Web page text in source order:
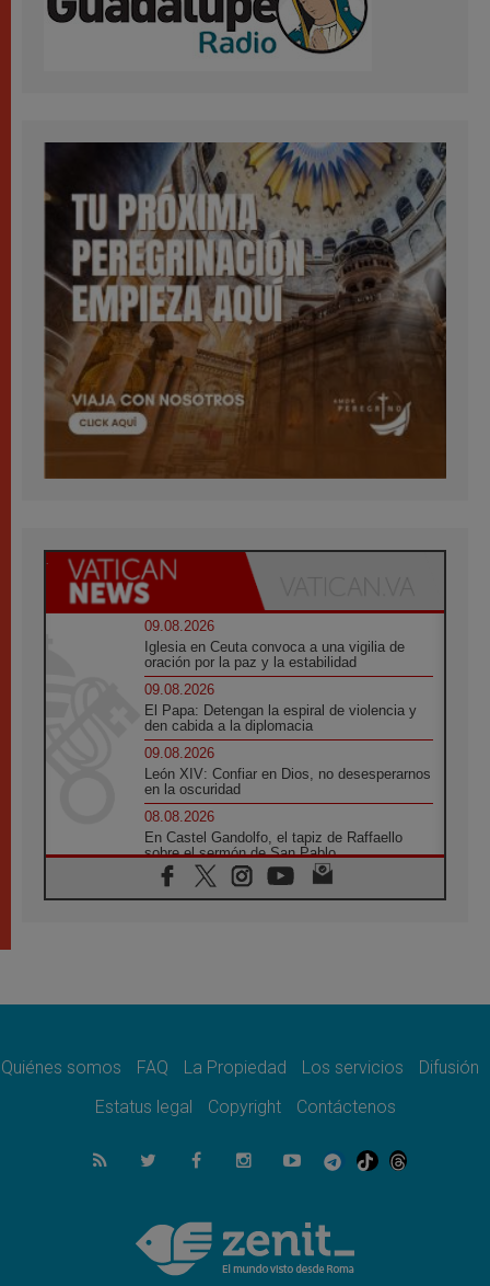
09.08.2026
Iglesia en Ceuta convoca a una vigilia de
oración por la paz y la estabilidad
09.08.2026
El Papa: Detengan la espiral de violencia y
den cabida a la diplomacia
09.08.2026
León XIV: Confiar en Dios, no desesperarnos
en la oscuridad
08.08.2026
En Castel Gandolfo, el tapiz de Raffaello
sobre el sermón de San Pablo
08.08.2026
En Colombia, «la paz no se compra con una
08.08.2026
08.08.2026
del Buen Consejo de Genazzano
Filipinas: el Vicariato Apostólico de Calapán
se convierte en diócesis
Honduras: Los desplazados invisibles de una
crisis olvidada
Quiénes somos FAQ La Propiedad Los servicios
Difusión
Estatus legal
Copyright Contáctenos